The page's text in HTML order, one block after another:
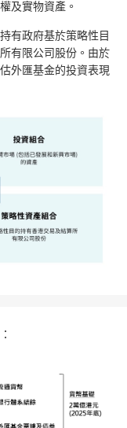
及實物資產。
有政府基於策略性目
有限公司股份。由於
外匯基金的投資表現